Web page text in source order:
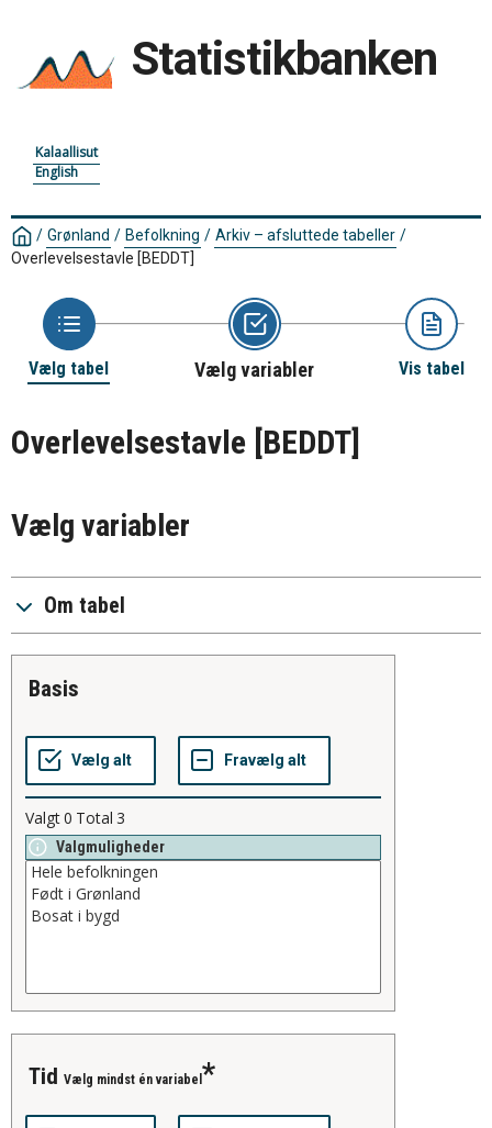
Statistikbanken
Kalaallisut
English
/ Grønland / Befolkning / Arkiv – afsluttede tabeller /
Overlevelsestavle [BEDDT]
Vælg tabel Vælg variabler Vis tabel
Overlevelsestavle [BEDDT]
Vælg variabler
Om tabel
basis
Valgt0 Total 3
Valgmuligheder
tid Vælg mindst én variabel